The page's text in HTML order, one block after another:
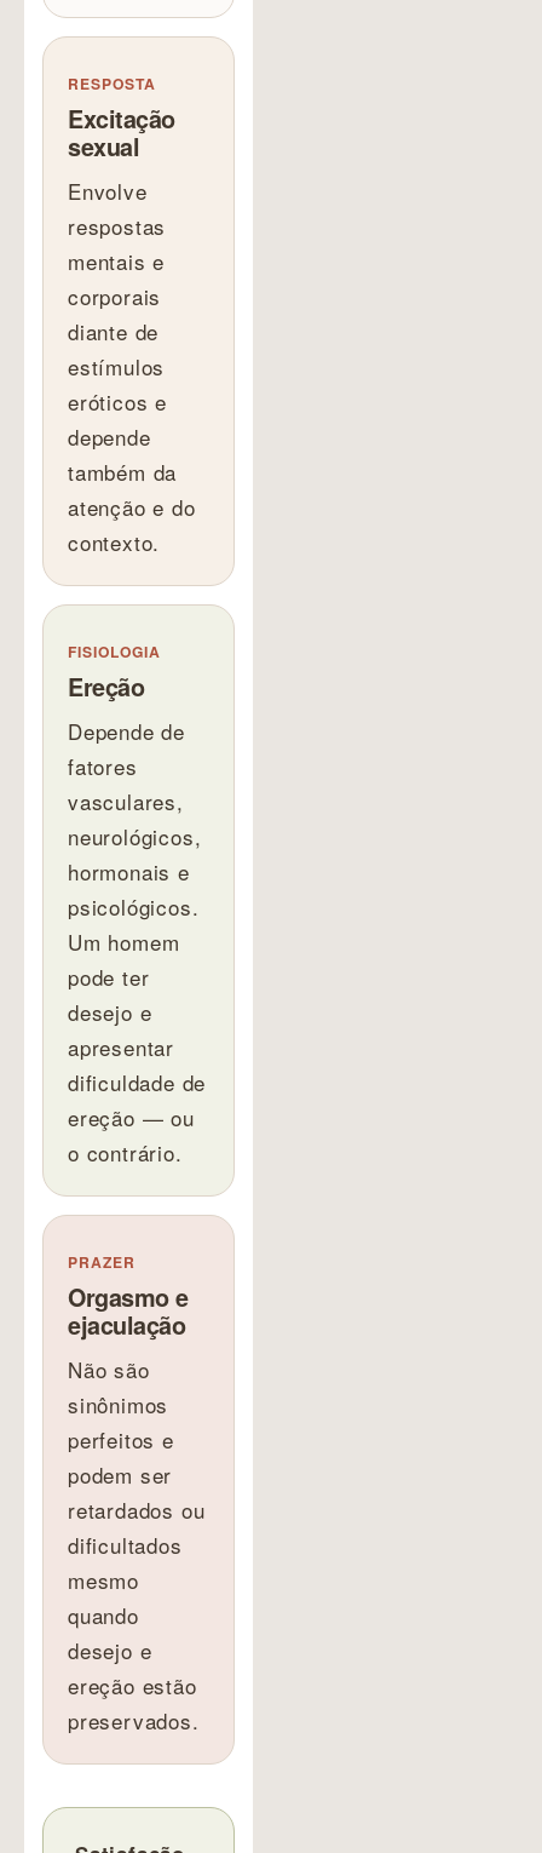
RESPOSTA
Excitação
sexual
Envolve
respostas
mentais e
corporais
diante de
estímulos
eróticos e
depende
também da
atenção e do
contexto.
FISIOLOGIA
Ereção
Depende de
fatores
vasculares,
neurológicos,
hormonais e
psicológicos.
Um homem
pode ter
desejo e
apresentar
dificuldade de
ereção — ou
o contrário.
PRAZER
Orgasmo e
ejaculação
Não são
sinônimos
perfeitos e
podem ser
retardados ou
dificultados
mesmo
quando
desejo e
ereção estão
preservados.